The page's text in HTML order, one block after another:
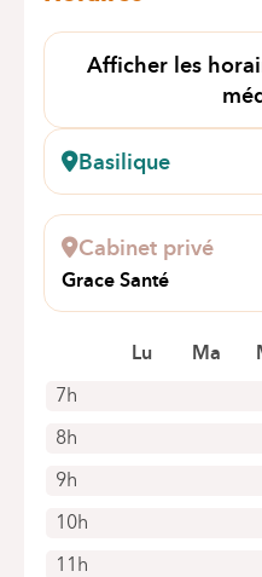
Afficher les
Basilique
Pangaert, 37-47
1083 Ganshoren
+32 2 434 21 11
Rendez-vous uniquement
Cabinet privé
Grace Santé
Place Cardinal
7h
8h
9h
10h
11h
Lu Ma